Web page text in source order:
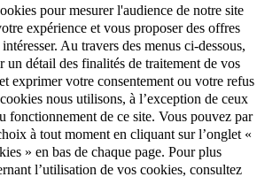
pour mesurer l'audience de notre site
expérience et vous proposer des offres
Au travers des menus ci-dessous,
un détail des finalités de traitement de vos
exprimer votre consentement ou votre refus
nous utilisons, à l’exception de ceux
fonctionnement de ce site. Vous pouvez par
à tout moment en cliquant sur l’onglet «
» en bas de chaque page. Pour plus
l’utilisation de vos cookies, consultez